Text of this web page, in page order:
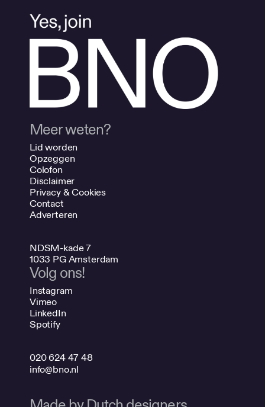
Meer weten?
Lid worden
Opzeggen
Colofon
Disclaimer
Privacy & Cookies
Contact
Adverteren
NDSM-kade 7
1033 PG Amsterdam
Volg ons!
Instagram
Vimeo
LinkedIn
Spotify
020 624 47 48
info@bno.nl